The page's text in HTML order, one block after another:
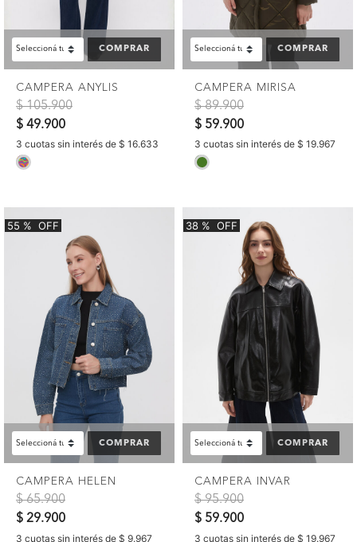
COMPRAR
CAMPERA ANYLIS
Precio reducido de
$ 105.900a
$ 49.900
3 cuotas sin interés de $ 16.633
COMPRAR
CAMPERA MIRISA
Precio reducido de
$ 89.900a
$ 59.900
3 cuotas sin interés de $ 19.967
55 % OFF
COMPRAR
CAMPERA HELEN
Precio reducido de
$ 65.900a
$ 29.900
3 cuotas sin interés de $ 9.967
38 % OFF
COMPRAR
CAMPERA INVAR
Precio reducido de
$ 95.900a
$ 59.900
3 cuotas sin interés de $ 19.967